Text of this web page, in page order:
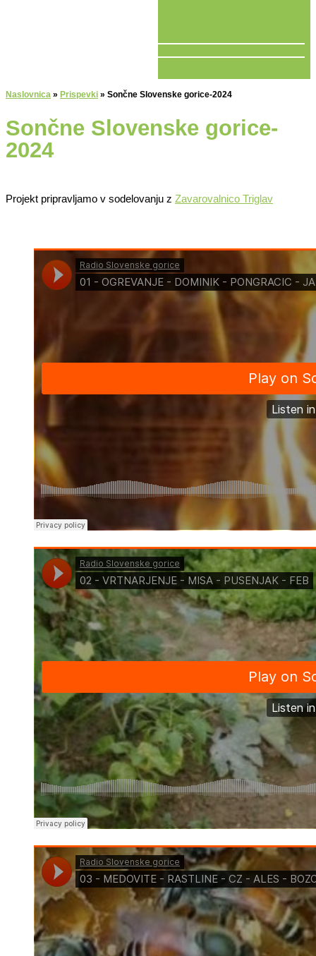
Naslovnica » Prispevki » Sončne Slovenske gorice-2024
Sončne Slovenske gorice-
2024
Projekt pripravljamo v sodelovanju z Zavarovalnico Triglav